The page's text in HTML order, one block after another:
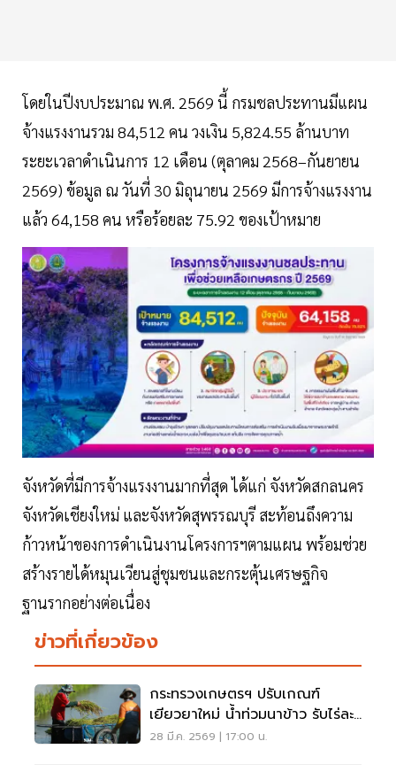
โดยในปีงบประมาณ พ.ศ. 2569 นี้ กรมชลประทานมีแผน
จ้างแรงงานรวม 84,512 คน วงเงิน 5,824.55 ล้านบาท
ระยะเวลาดำเนินการ 12 เดือน (ตุลาคม 2568–กันยายน
2569) ข้อมูล ณ วันที่ 30 มิถุนายน 2569 มีการจ้างแรงงาน
แล้ว 64,158 คน หรือร้อยละ 75.92 ของเป้าหมาย
จังหวัดที่มีการจ้างแรงงานมากที่สุด ได้แก่ จังหวัดสกลนคร
จังหวัดเชียงใหม่ และจังหวัดสุพรรณบุรี สะท้อนถึงความ
ก้าวหน้าของการดำเนินงานโครงการฯตามแผน พร้อมช่วย
สร้างรายได้หมุนเวียนสู่ชุมชนและกระตุ้นเศรษฐกิจ
ฐานรากอย่างต่อเนื่อง
ข่าวที่เกี่ยวข้อง
กระทรวงเกษตรฯ ปรับเกณฑ์
เยียวยาใหม่ น้ำท่วมนาข้าว รับไร่ละ
2,240 บาท
28 มี.ค. 2569 | 17:00 น.